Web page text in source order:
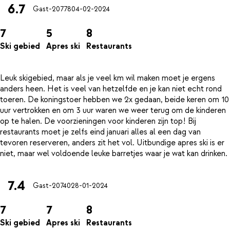
6.7 Gast-2077804-02-2024
7
Ski gebied
5
Apres ski
8
Restaurants
Leuk skigebied, maar als je veel km wil maken moet je ergens
anders heen. Het is veel van hetzelfde en je kan niet echt rond
toeren. De koningstoer hebben we 2x gedaan, beide keren om 10
uur vertrokken en om 3 uur waren we weer terug om de kinderen
op te halen. De voorzieningen voor kinderen zijn top! Bij
restaurants moet je zelfs eind januari alles al een dag van
tevoren reserveren, anders zit het vol. Uitbundige apres ski is er
7.4 Gast-2074028-01-2024
7
Ski gebied
7
Apres ski
8
Restaurants